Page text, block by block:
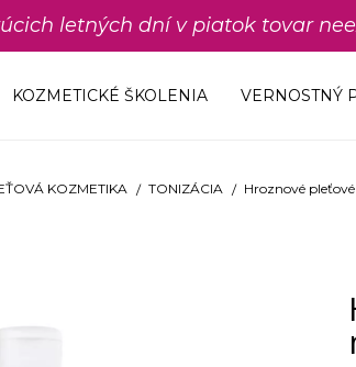
letných dní v piatok tovar
KOZMETICKÉ ŠKOLENIA VERNOSTNÝ
KOZMETIKA TONIZÁCIA Hroznové